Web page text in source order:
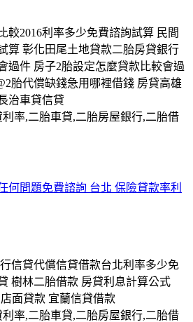
較2016利率多少免費諮詢試算 民間
算 彰化田尾土地貸款二胎房貸銀行
過件 房子2胎設定怎麼貸款比較會過
胎代償缺錢急用哪裡借錢 房貸高雄
治車貸信貸
率,二胎車貸,二胎房屋銀行,二胎借
何問題免費諮詢 台北 保險貸款率利
信貸代償信貸借款台北利率多少免
樹林二胎借款 房貸利息計算公式
面貸款 宜蘭信貸借款
率,二胎車貸,二胎房屋銀行,二胎借